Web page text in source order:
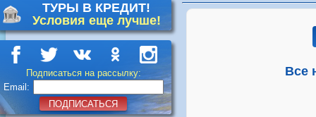
ТУРЫ В КРЕДИТ!
Условия еще лучше!
Подписаться на рассылку:
Email:
ПОДПИСАТЬСЯ
Все